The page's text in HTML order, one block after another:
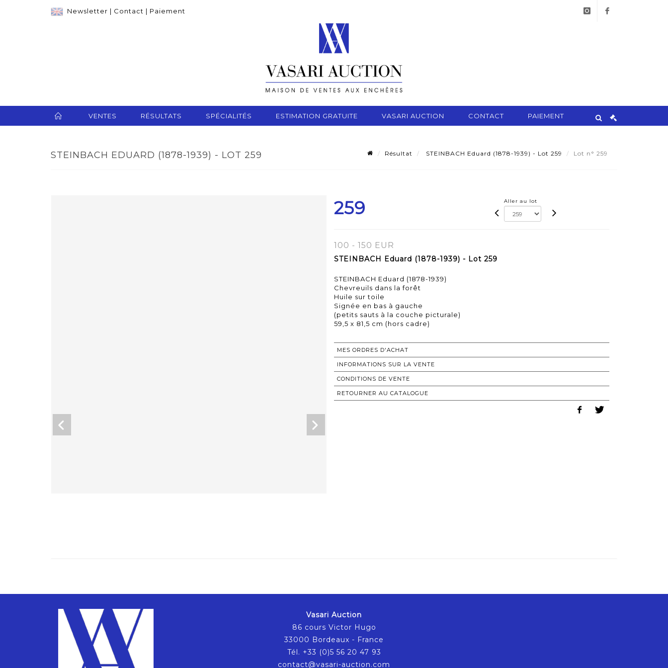
Newsletter | Contact | Paiement
VENTES RÉSULTATS SPÉCIALITÉS ESTIMATION GRATUITE VASARI AUCTION CONTACT PAIEMENT
STEINBACH EDUARD (1878-1939) - LOT 259 Résultat STEINBACH Eduard (1878-1939) - Lot 259 Lot n° 259
259 Aller au lot
100 - 150 EUR
STEINBACH Eduard (1878-1939) - Lot 259
STEINBACH Eduard (1878-1939)
Chevreuils dans la forêt
Huile sur toile
Signée en bas à gauche
(petits sauts à la couche picturale)
59,5 x 81,5 cm (hors cadre)
MES ORDRES D'ACHAT
INFORMATIONS SUR LA VENTE
CONDITIONS DE VENTE
RETOURNER AU CATALOGUE
Vasari Auction
86 cours Victor Hugo
33000 Bordeaux - France
Tél. +33 (0)5 56 20 47 93
contact@vasari-auction.com